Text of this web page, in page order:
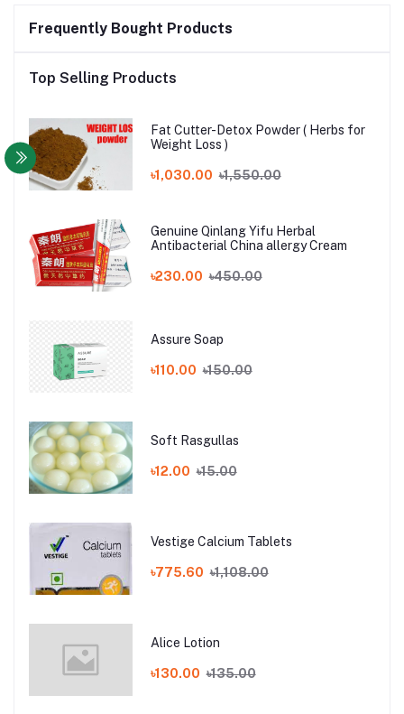
Frequently Bought Products
Top Selling Products
Fat Cutter-Detox Powder ( Herbs for
Weight Loss )
৳1,030.00 ৳1,550.00
Genuine Qinlang Yifu Herbal
Antibacterial China allergy Cream
৳230.00 ৳450.00
Assure Soap
৳110.00 ৳150.00
Soft Rasgullas
৳12.00 ৳15.00
Vestige Calcium Tablets
৳775.60 ৳1,108.00
Alice Lotion
৳130.00 ৳135.00